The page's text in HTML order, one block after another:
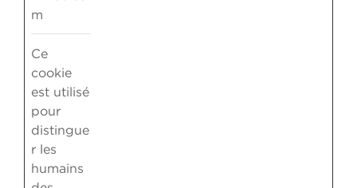
m
Ce
cookie
est utilisé
pour
distingue
r les
humains